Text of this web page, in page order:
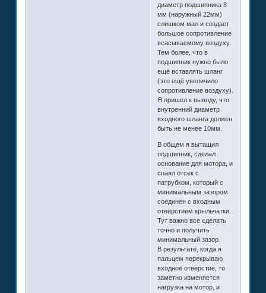
диаметр подшипника 8
мм (наружный 22мм)
слишком мал и создает
большое сопротивление
всасываемому воздуху.
Тем более, что в
подшипник нужно было
ещё вставлять шланг
(это ещё увеличило
сопротивление воздуху).
Я пришел к выводу, что
внутренний диаметр
входного шланга должен
быть не менее 10мм.
В общем я вытащил
подшипник, сделал
основание для мотора, и
спаял отсек с
патрубком, который с
минимальным зазором
соединен с входным
отверстием крыльчатки.
Тут важно все сделать
точно и получить
минимальный зазор.
В результате, когда я
пальцем перекрываю
входное отверстие, то
заметно изменяется
нагрузка на мотор, и